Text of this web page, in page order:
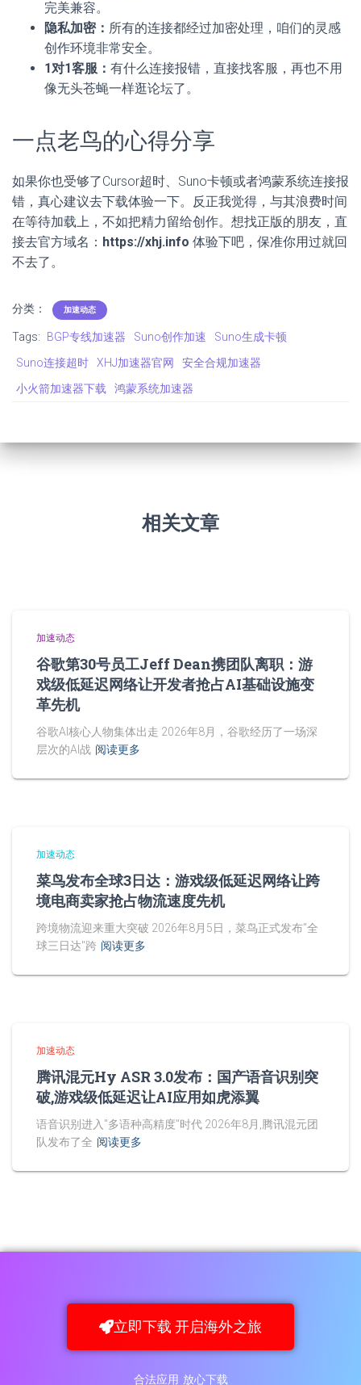
完美兼容。
隐私加密： 所有的连接都经过加密处理，咱们的灵感
创作环境非常安全。
1对1客服： 有什么连接报错，直接找客服，再也不用
像无头苍蝇一样逛论坛了。
一点老鸟的心得分享
如果你也受够了Cursor超时、Suno卡顿或者鸿蒙系统连接报
错，真心建议去下载体验一下。反正我觉得，与其浪费时间
在等待加载上，不如把精力留给创作。想找正版的朋友，直
接去官方域名： https://xhj.info 体验下吧，保准你用过就回
不去了。
分类： 加速动态
Tags: BGP专线加速器 Suno创作加速
Suno生成卡顿
Suno连接超时
XHJ加速器官网
安全合规加速器
小火箭加速器下载
鸿蒙系统加速器
相关文章
加速动态
谷歌第30号员工Jeff Dean携团队离职：游
戏级低延迟网络让开发者抢占AI基础设施变
革先机
谷歌AI核心人物集体出走 2026年8月，谷歌经历了一场深
层次的AI战 阅读更多
加速动态
菜鸟发布全球3日达：游戏级低延迟网络让跨
境电商卖家抢占物流速度先机
跨境物流迎来重大突破 2026年8月5日，菜鸟正式发布"全
球三日达"跨 阅读更多
加速动态
腾讯混元Hy ASR 3.0发布：国产语音识别突
破,游戏级低延迟让AI应用如虎添翼
语音识别进入"多语种高精度"时代 2026年8月,腾讯混元团
队发布了全 阅读更多
立即下载 开启海外之旅
合法应用 放心下载